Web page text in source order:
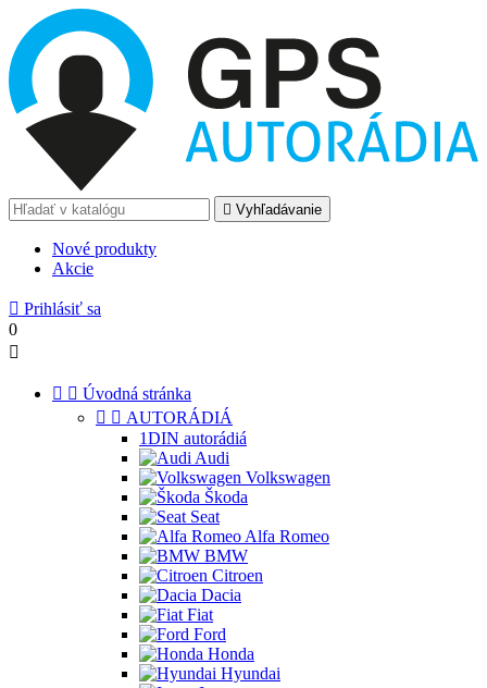
 Vyhľadávanie
Nové produkty
Akcie
 Prihlásiť sa
0

  Úvodná stránka
  AUTORÁDIÁ
1DIN autorádiá
Audi
Volkswagen
Škoda
Seat
Alfa Romeo
BMW
Citroen
Dacia
Fiat
Ford
Honda
Hyundai